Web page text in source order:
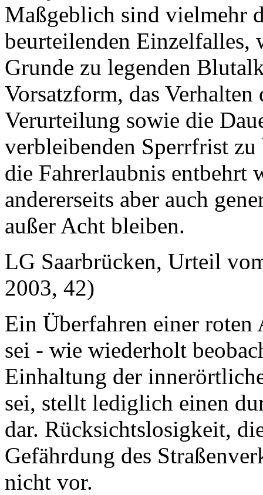
Maßgeblich sind vielmehr
beurteilenden Einzelfalles,
Grunde zu legenden
Vorsatzform, das
Verurteilung sowie die
verbleibenden Sperrfrist
die Fahrerlaubnis entbehrt
andererseits aber auch
außer Acht bleiben.
LG Saarbrücken, Urteil
2003, 42)
Ein Überfahren einer
sei - wie wiederholt
Einhaltung der
sei, stellt lediglich einen
dar. Rücksichtslosigkeit,
Gefährdung des
nicht vor.